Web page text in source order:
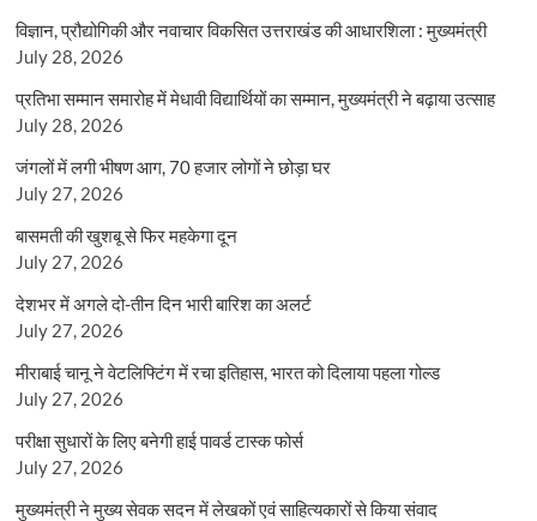
विज्ञान, प्रौद्योगिकी और नवाचार विकसित उत्तराखंड की आधारशिला : मुख्यमंत्री
July 28, 2026
प्रतिभा सम्मान समारोह में मेधावी विद्यार्थियों का सम्मान, मुख्यमंत्री ने बढ़ाया उत्साह
July 28, 2026
जंगलों में लगी भीषण आग, 70 हजार लोगों ने छोड़ा घर
July 27, 2026
बासमती की खुशबू से फिर महकेगा दून
July 27, 2026
देशभर में अगले दो-तीन दिन भारी बारिश का अलर्ट
July 27, 2026
मीराबाई चानू ने वेटलिफ्टिंग में रचा इतिहास, भारत को दिलाया पहला गोल्ड
July 27, 2026
परीक्षा सुधारों के लिए बनेगी हाई पावर्ड टास्क फोर्स
July 27, 2026
मुख्यमंत्री ने मुख्य सेवक सदन में लेखकों एवं साहित्यकारों से किया संवाद